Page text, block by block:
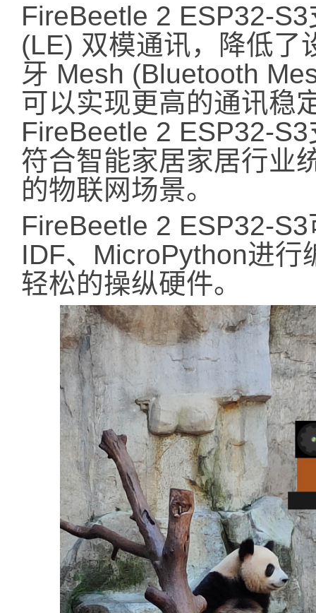
FireBeetle 2 ESP32-
(LE) 双模通讯，降低了
牙 Mesh (Bluetooth
可以实现更高的通讯稳
FireBeetle 2 ESP32-
符合智能家居家居行业
的物联网场景。
FireBeetle 2 ESP32-
IDF、MicroPython进行
轻松的操纵硬件。